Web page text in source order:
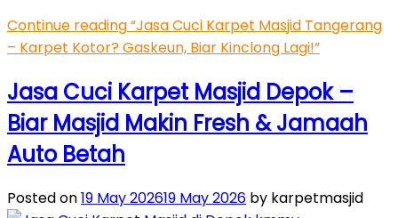
Continue reading“Jasa Cuci Karpet Masjid Tangerang
– Karpet Kotor? Gaskeun, Biar Kinclong Lagi!”
Jasa Cuci Karpet Masjid Depok –
Biar Masjid Makin Fresh & Jamaah
Auto Betah
Posted on19 May 202619 May 2026 by karpetmasjid